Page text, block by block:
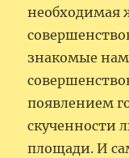
знакомые
появлением
скученности
площади. И